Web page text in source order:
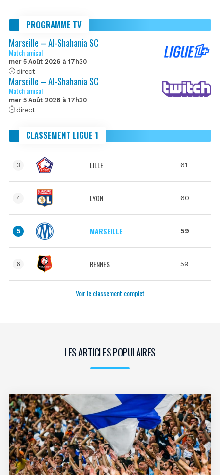
PROGRAMME TV
Marseille – Al-Shahania SC
Match amical
mer 5 Août 2026 à 17h30
direct
Marseille – Al-Shahania SC
Match amical
mer 5 Août 2026 à 17h30
direct
CLASSEMENT LIGUE 1
3 LILLE 61
4 LYON 60
5 MARSEILLE 59
6 RENNES 59
Voir le classement complet
LES ARTICLES POPULAIRES